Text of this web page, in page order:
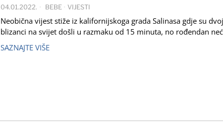
04.01.2022. BEBE · VIJESTI
Neobična vijest stiže iz kalifornijskoga grada Salinasa gdje su
blizanci na svijet došli u razmaku od 15 minuta, no rođendan
SAZNAJTE VIŠE